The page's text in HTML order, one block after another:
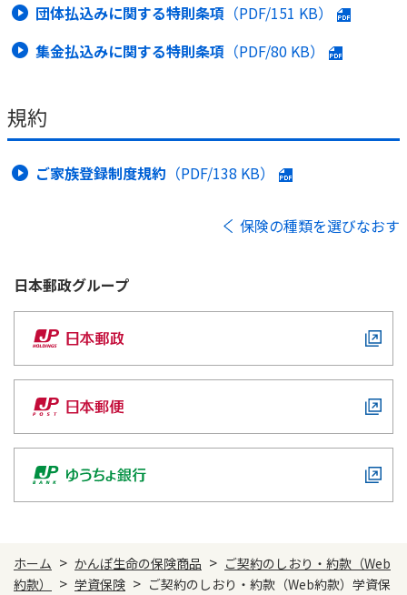
団体払込みに関する特則条項 （PDF/151 KB）
集金払込みに関する特則条項 （PDF/80 KB）
規約
ご家族登録制度規約 （PDF/138 KB）
保険の種類を選びなおす
日本郵政グループ
ホーム > かんぽ生命の保険商品 > ご契約のしおり・約款（Web
約款）
> 学資保険 > ご契約のしおり・約款（Web約款）学資保